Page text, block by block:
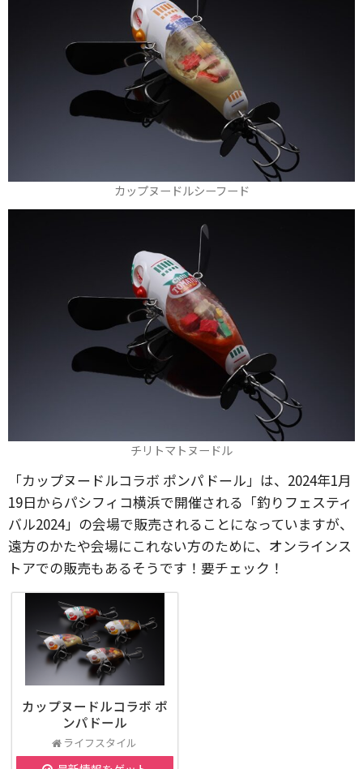
カップヌードルシーフード
チリトマトヌードル
「カップヌードルコラボ ポンパドール」は、2024年1月
19日からパシフィコ横浜で開催される「釣りフェスティ
バル2024」の会場で販売されることになっていますが、
遠方のかたや会場にこれない方のために、オンラインス
トアでの販売もあるそうです！要チェック！
カップヌードルコラボ ポ
ンパドール
ライフスタイル